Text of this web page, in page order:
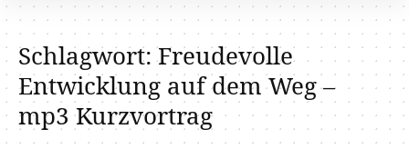
Schlagwort:Freudevolle
Entwicklung auf dem Weg –
mp3 Kurzvortrag